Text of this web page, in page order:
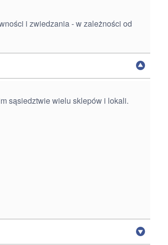
i zwiedzania - w zależności od
sąsiedztwie wielu sklepów i lokali.